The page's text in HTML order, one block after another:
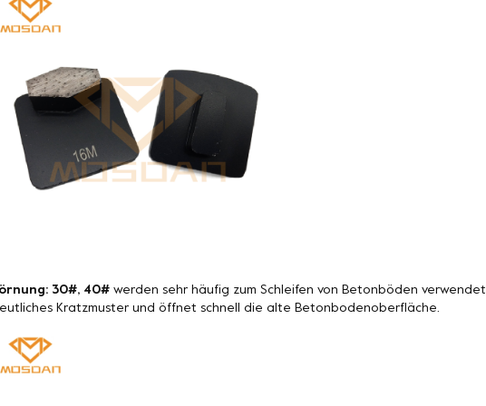
30#, 40# werden sehr häufig zum Schleifen von Betonböden
Kratzmuster und öffnet schnell die alte Betonbodenoberfläche.